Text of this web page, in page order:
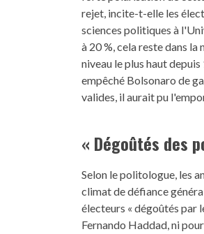
rejet, incite-t-elle les
sciences politiques à
à 20 %, cela reste dans
niveau le plus haut
empêché Bolsonaro de
valides, il aurait pu
« Dégoûtés des
Selon le politologue, les
climat de défiance
électeurs « dégoûtés par
Fernando Haddad, ni